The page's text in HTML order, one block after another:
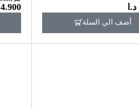
د.ا
أضف الي السلة
235ml